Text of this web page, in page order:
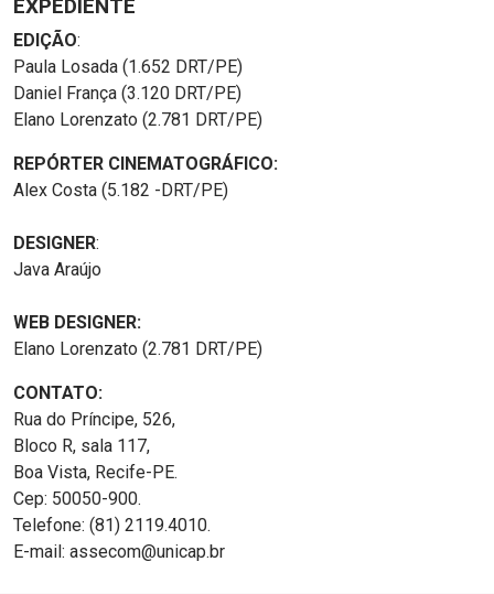
EXPEDIENTE
EDIÇÃO:
Paula Losada (1.652 DRT/PE)
Daniel França (3.120 DRT/PE)
Elano Lorenzato (2.781 DRT/PE)
REPÓRTER CINEMATOGRÁFICO:
Alex Costa (5.182 -DRT/PE)
DESIGNER:
Java Araújo
WEB DESIGNER:
Elano Lorenzato (2.781 DRT/PE)
CONTATO:
Rua do Príncipe, 526,
Bloco R, sala 117,
Boa Vista, Recife-PE.
Cep: 50050-900.
Telefone: (81) 2119.4010.
E-mail: assecom@unicap.br